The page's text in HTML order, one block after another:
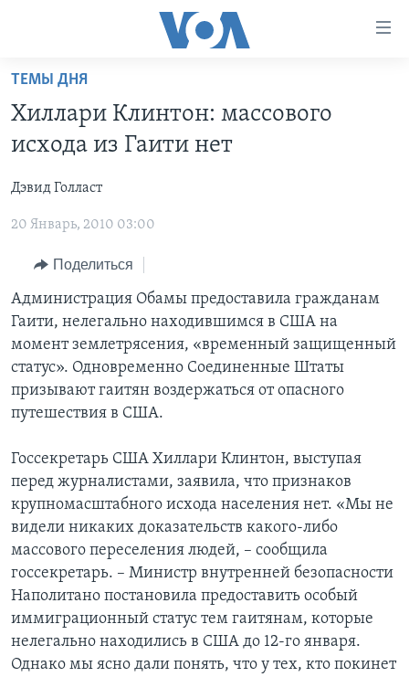
Перейти
основной
контент
навигации
Перейти
поиск
ПРОГРАММЫ
НОВОСТИ ЗА МИНУТУ
ИТОГИ
ПОЧЕМУ ЭТО ВАЖНО?
ДИСКУССИЯ VOA
ДЕТАЛИ
НЬЮ-ЙОРК NEW YORK
АМЕРИКА. БОЛЬШОЕ ПУТЕШЕСТВИЕ
УЧИМ АНГЛИЙСКИЙ
НАША АМЕРИКАНСКАЯ ИСТОРИЯ
А КАК В АМЕРИКЕ?
АРТЕФАКТЫ
АМЕРИКАНСКИЕ ГОРОДКИ
ТЕСТЫ
ЭКСПЕРТИЗА
ИНТЕРВЬЮ
ФАКТЫ ПРОТИВ ФЕЙКОВ
ЗА СВОБОДУ ПРЕССЫ
УЧИМ АНГЛИЙСКИЙ
ВИДЕО
ПОДПИСКА НА НОВОСТИ
СОЦИАЛЬНЫЕ СЕТИ
Языки
ТЕМЫ ДНЯ
Хиллари Клинтон: массового
исхода из Гаити нет
Дэвид Голласт
20 Январь, 2010 03:00
Поделиться
Администрация Обамы предоставила гражданам
Гаити, нелегально находившимся в США на
момент землетрясения, «временный защищенный
статус». Одновременно Соединенные Штаты
призывают гаитян воздержаться от опасного
путешествия в США.
Госсекретарь США Хиллари Клинтон, выступая
перед журналистами, заявила, что признаков
крупномасштабного исхода населения нет. «Мы не
видели никаких доказательств какого-либо
массового переселения людей, – сообщила
госсекретарь. – Министр внутренней безопасности
Наполитано постановила предоставить особый
иммиграционный статус тем гаитянам, которые
нелегально находились в США до 12-го января.
Однако мы ясно дали понять, что у тех, кто покинет